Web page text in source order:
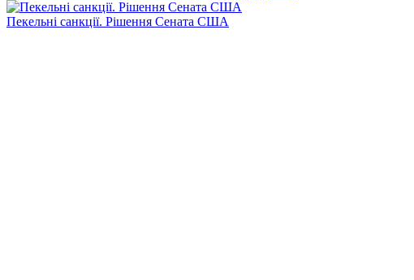
Пекельні санкції. Рішення Сената США